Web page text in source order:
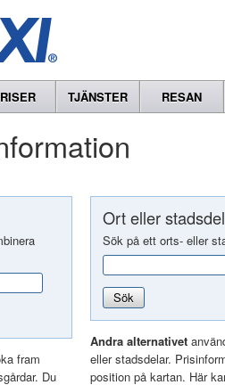
TJÄNSTER RESAN
fram
Du
Ort eller stadsdel
Sök på ett orts- eller
Sök
Andra alternativet
eller stadsdelar.
position på kartan. Här